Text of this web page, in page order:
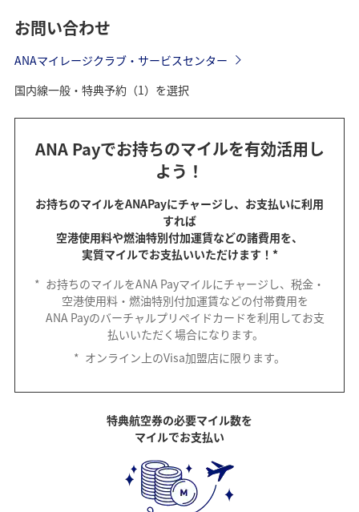
お問い合わせ
ANAマイレージクラブ・サービスセンター
国内線一般・特典予約（1）を選択
ANA Payでお持ちのマイルを有効活用し
よう！
お持ちのマイルをANAPayにチャージし、お支払いに利用
すれば
空港使用料や燃油特別付加運賃などの諸費用を、
実質マイルでお支払いいただけます！*
* お持ちのマイルをANA Payマイルにチャージし、税金・
空港使用料・燃油特別付加運賃などの付帯費用を
ANA Payのバーチャルプリペイドカードを利用してお支
払いいただく場合になります。
* オンライン上のVisa加盟店に限ります。
特典航空券の必要マイル数を
マイルでお支払い